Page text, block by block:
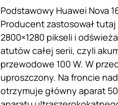
Podstawowy Huawei Nova
Producent zastosował
2800×1280 pikseli i
atutów całej serii, czyli
przewodowe 100 W. W
uproszczony. Na froncie
otrzymuje główny aparat